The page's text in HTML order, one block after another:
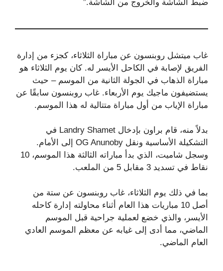
ضبط الشاشة والخروج من الشاشة.”
غاب ميتشل روبنسون عن مباراة الثلاثاء، كجزء من إدارة
الفريق لإصابة في الكاحل الأيسر له. كان يوم الثلاثاء هو
مباراة الذهاب في الجولة الثانية من الموسم – حيث
يستضيفون ماجيك يوم الأربعاء. غاب روبنسون سابقًا عن
مباراة الإياب من أول مباراة متتالية له هذا الموسم.
بدلاً منه، قام براون بإدخال Landry Shamet في
التشكيلة الأساسية ونقل OG Anunoby إلى الأمام.
وسجل شاميت، الذي بدأ مباراته الثالثة هذا الموسم، 10
نقاط في تسديد 3 مقابل 5 من الملعب.
بما في ذلك يوم الثلاثاء، غاب روبنسون عن ستة من
أصل 10 مباريات هذا العام أثناء محاولته إدارة كاحله
الأيسر، والذي خضع لعملية جراحية قبل الموسم
الماضي، مما أدى إلى غيابه عن معظم الموسم العادي
العام الماضي.